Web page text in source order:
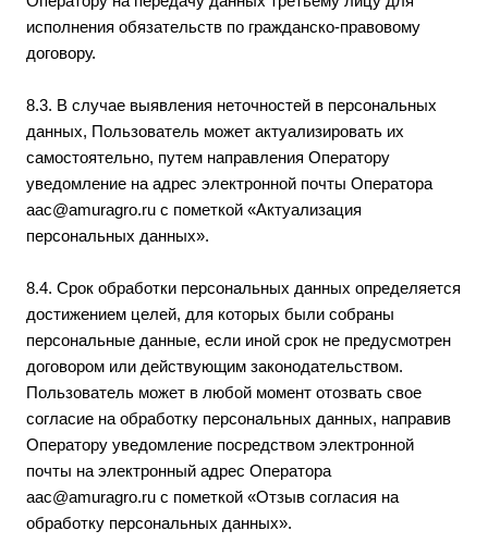
исполнения обязательств по гражданско-правовому
договору.
8.3. В случае выявления неточностей в персональных
данных, Пользователь может актуализировать их
самостоятельно, путем направления Оператору
уведомление на адрес электронной почты Оператора
aac@amuragro.ru с пометкой «Актуализация
персональных данных».
8.4. Срок обработки персональных данных определяется
достижением целей, для которых были собраны
персональные данные, если иной срок не предусмотрен
договором или действующим законодательством.
Пользователь может в любой момент отозвать свое
согласие на обработку персональных данных, направив
Оператору уведомление посредством электронной
почты на электронный адрес Оператора
aac@amuragro.ru с пометкой «Отзыв согласия на
обработку персональных данных».